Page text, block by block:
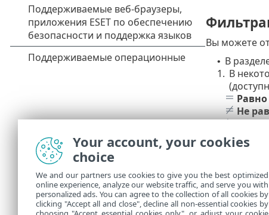
Вы можете
• В
1. В
Равно
Не
2.
3.
• В других
Your account, your cookies
choice
We and our partners use cookies to give you the best optimized
online experience, analyze our website traffic, and serve you with
personalized ads. You can agree to the collection of all cookies by
clicking "Accept all and close", decline all non-essential cookies by